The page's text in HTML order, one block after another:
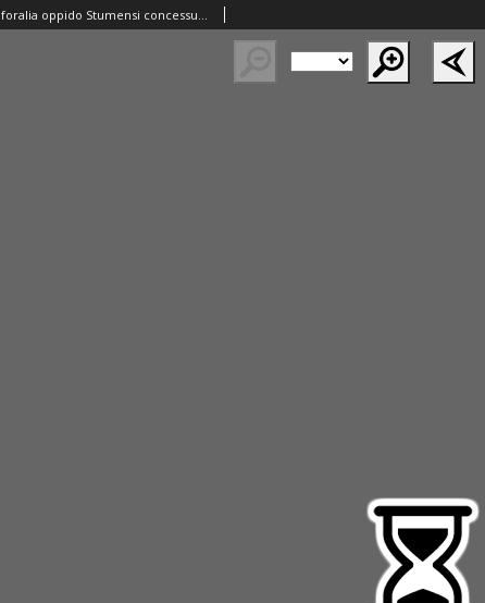
Privilegium sive foralia oppido Stumensi concessum, Kraków 09.08.1553